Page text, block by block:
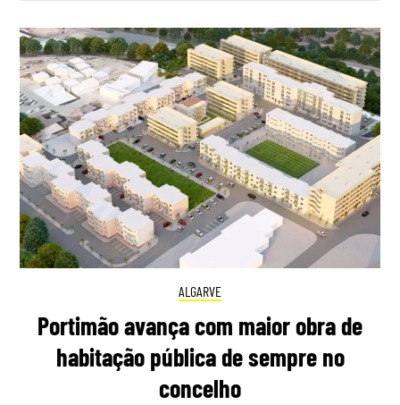
ALGARVE
Portimão avança com maior obra de
habitação pública de sempre no
concelho